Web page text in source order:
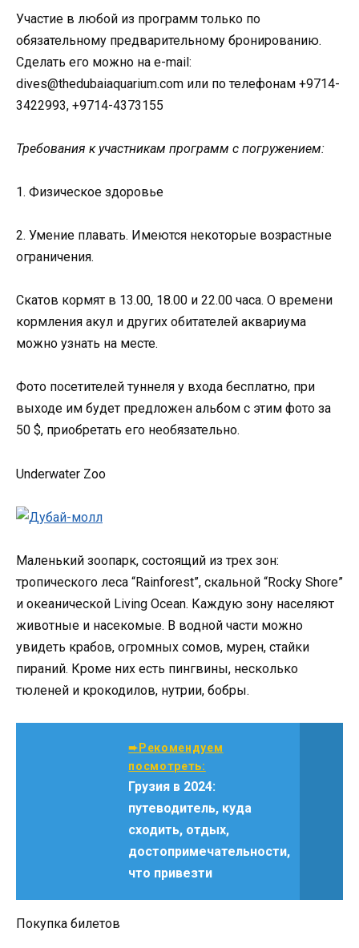
Участие в любой из программ только по
обязательному предварительному бронированию.
Сделать его можно на e-mail:
dives@thedubaiaquarium.com или по телефонам +9714-
3422993, +9714-4373155
Требования к участникам программ с погружением:
1. Физическое здоровье
2. Умение плавать. Имеются некоторые возрастные
ограничения.
Скатов кормят в 13.00, 18.00 и 22.00 часа. О времени
кормления акул и других обитателей аквариума
можно узнать на месте.
Фото посетителей туннеля у входа бесплатно, при
выходе им будет предложен альбом с этим фото за
50 $, приобретать его необязательно.
Underwater Zoo
Маленький зоопарк, состоящий из трех зон:
тропического леса “Rainforest”, скальной “Rocky Shore”
и океанической Living Ocean. Каждую зону населяют
животные и насекомые. В водной части можно
увидеть крабов, огромных сомов, мурен, стайки
пираний. Кроме них есть пингвины, несколько
тюленей и крокодилов, нутрии, бобры.
➨Рекомендуем
посмотреть:
Грузия в 2024:
путеводитель, куда
сходить, отдых,
достопримечательности,
что привезти
Покупка билетов